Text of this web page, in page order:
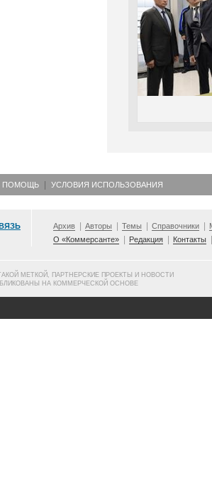
ПОМОЩЬ УСЛОВИЯ ИСПОЛЬЗОВАНИЯ
Архив Авторы Темы Справочники
О «Коммерсанте»
Редакция Контакты
МЕТКОЙ, ПАРТНЕРСКИЕ ПРОЕКТЫ И НОВОСТИ
НА КОММЕРЧЕСКОЙ ОСНОВЕ